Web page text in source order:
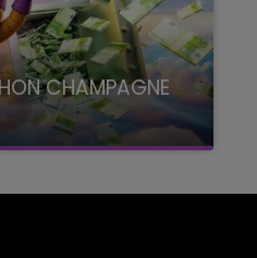
CHAMPAGNE
FM, à 8H10